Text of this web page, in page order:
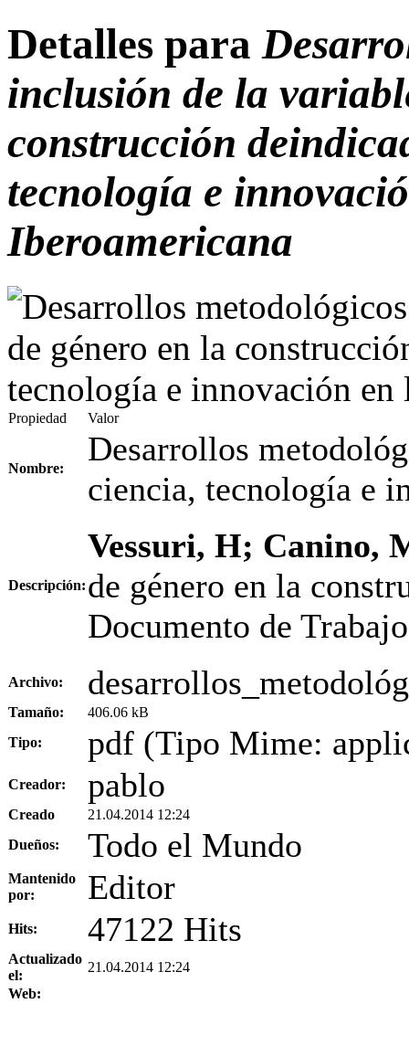
Detalles para
inclusión de la
construcción
tecnología e
Iberoamericana
Propiedad Valor
Nombre:
Desarrollos
ciencia, tecnología e
Descripción:
Vessuri, H; Canino,
de género en la
Documento de
Archivo:
Tamaño:
406.06 kB
Tipo:
pdf (Tipo Mime:
Creador: pablo
Creado
21.04.2014 12:24
Dueños:
Todo el Mundo
Mantenido
por:
Editor
Hits: 47122 Hits
Actualizado
el:
21.04.2014 12:24
Web: